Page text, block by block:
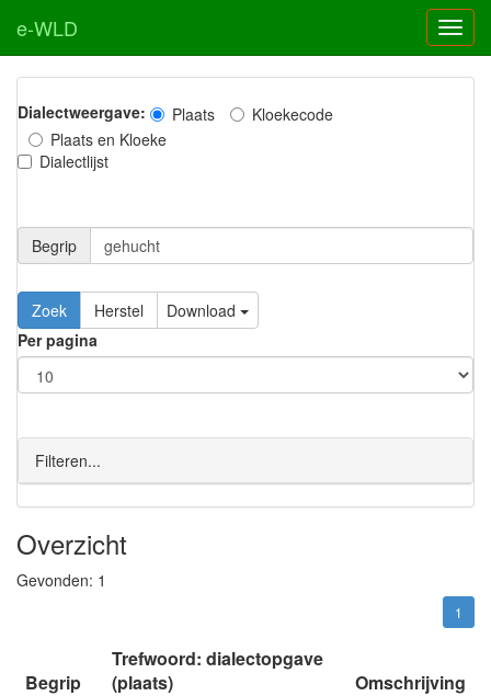
e-WLD
Dialectweergave: Plaats
Kloekecode
Plaats en Kloeke
Dialectlijst
Begrip
Zoek Herstel
Download
Per pagina
Filteren...
Overzicht
Gevonden: 1
1
Begrip
Trefwoord: dialectopgave
(plaats)
Omschrijving